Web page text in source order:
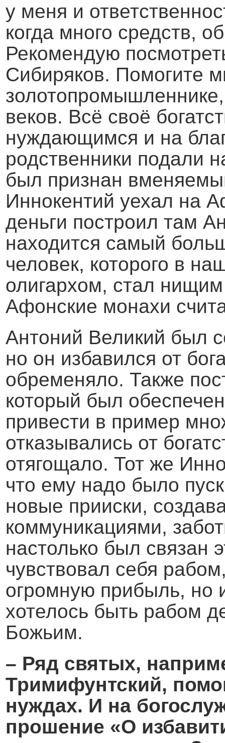
у меня и
когда много средств,
Рекомендую
Сибиряков. Помогите
веков. Всё своё
нуждающимся и на
родственники подали
был признан
Иннокентий уехал на
деньги построил там
находится самый
человек, которого в
олигархом, стал
Афонские монахи
Антоний Великий был
но он избавился от
обременяло. Также
который был
привести в пример
отказывались от
отягощало. Тот же
что ему надо было
новые прииски,
коммуникациями,
настолько был связан
чувствовал себя
огромную прибыль, но
хотелось быть рабом
Божьим.
– Ряд святых,
Тримифунтский,
нуждах. И на
прошение «О